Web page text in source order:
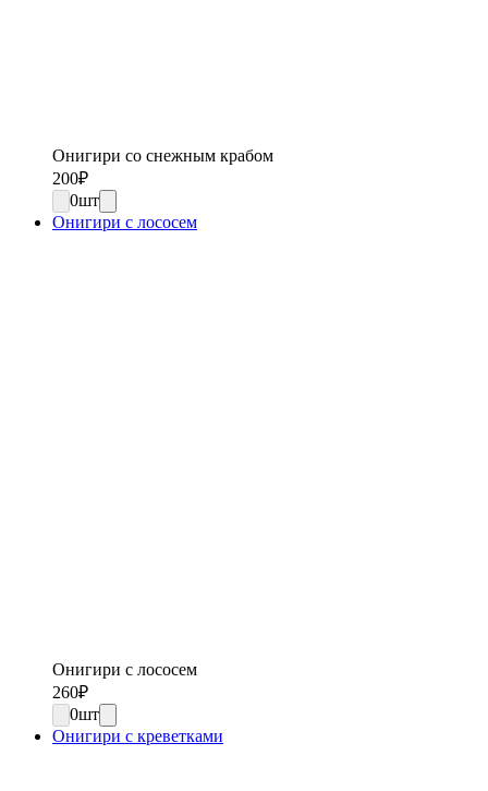
Онигири со снежным крабом
200₽
0шт
Онигири с лососем
Онигири с лососем
260₽
0шт
Онигири с креветками